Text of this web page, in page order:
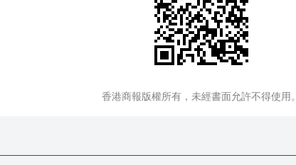
香港商報版權所有，未經書面允許不得使用。